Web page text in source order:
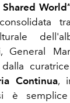
General
Continua,
è